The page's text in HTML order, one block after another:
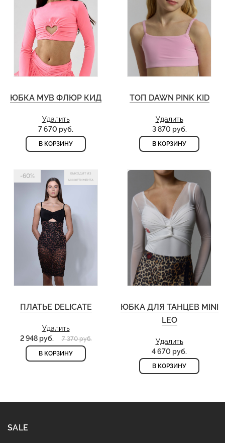
ЮБКА МУВ ФЛЮР КИД
Удалить
7 670 руб.
В КОРЗИНУ
ТОП DAWN PINK KID
Удалить
3 870 руб.
В КОРЗИНУ
ВЫХОДИТ ИЗ
АССОРТИМЕНТА
-60%
ПЛАТЬЕ DELICATE
Удалить
2 948 руб.
7 370 руб.
В КОРЗИНУ
ЮБКА ДЛЯ ТАНЦЕВ MINI
LEO
Удалить
4 670 руб.
В КОРЗИНУ
SALE